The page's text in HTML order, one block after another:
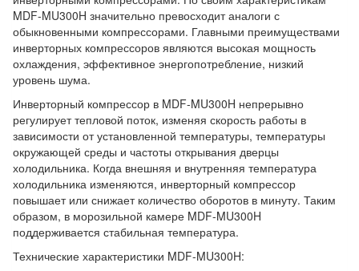
MDF-MU300H значительно превосходит аналоги с
обыкновенными компрессорами. Главными преимуществами
инверторных компрессоров являются высокая мощность
охлаждения, эффективное энергопотребление, низкий
уровень шума.
Инверторный компрессор в MDF-MU300H непрерывно
регулирует тепловой поток, изменяя скорость работы в
зависимости от установленной температуры, температуры
окружающей среды и частоты открывания дверцы
холодильника. Когда внешняя и внутренняя температура
холодильника изменяются, инверторный компрессор
повышает или снижает количество оборотов в минуту. Таким
образом, в морозильной камере MDF-MU300H
поддерживается стабильная температура.
Технические характеристики MDF-MU300H: